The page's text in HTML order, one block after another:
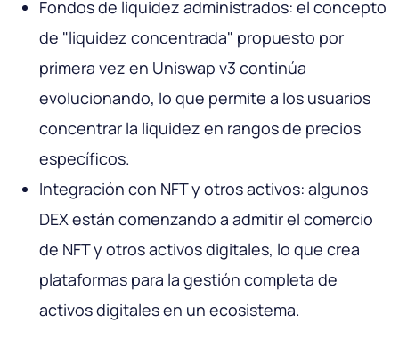
Fondos de liquidez administrados: el concepto
de "liquidez concentrada" propuesto por
primera vez en Uniswap v3 continúa
evolucionando, lo que permite a los usuarios
concentrar la liquidez en rangos de precios
específicos.
Integración con NFT y otros activos: algunos
DEX están comenzando a admitir el comercio
de NFT y otros activos digitales, lo que crea
plataformas para la gestión completa de
activos digitales en un ecosistema.